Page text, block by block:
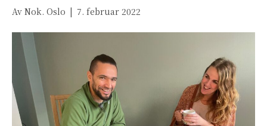
Av Nok. Oslo | 7. februar 2022